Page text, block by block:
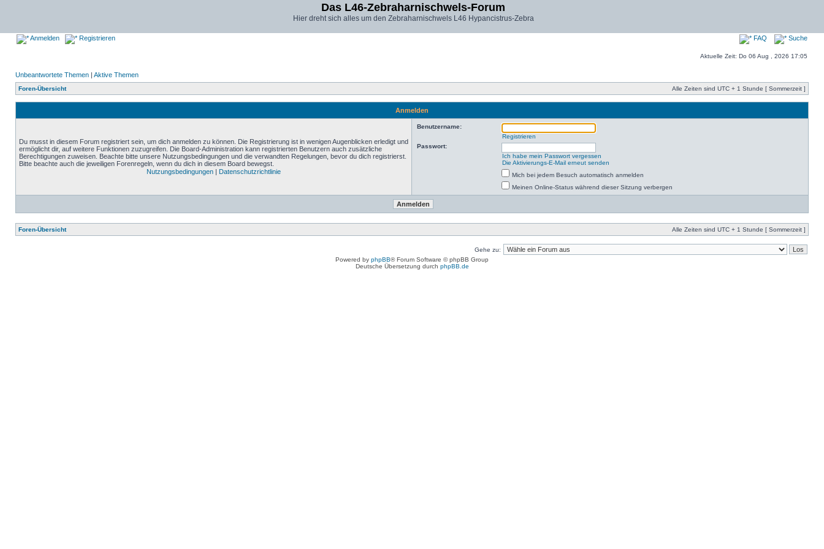
Das L46-Zebraharnischwels-Forum
Hier dreht sich alles um den Zebraharnischwels L46 Hypancistrus-Zebra
Anmelden Registrieren FAQ Suche
Aktuelle Zeit: Do 06 Aug , 2026 17:05
Unbeantwortete Themen | Aktive Themen
Foren-Übersicht Alle Zeiten sind UTC + 1 Stunde [ Sommerzeit ]
Anmelden
Du musst in diesem Forum registriert sein, um dich anmelden zu können. Die Registrierung ist in wenigen Augenblicken erledigt und
ermöglicht dir, auf weitere Funktionen zuzugreifen. Die Board-Administration kann registrierten Benutzern auch zusätzliche
Berechtigungen zuweisen. Beachte bitte unsere Nutzungsbedingungen und die verwandten Regelungen, bevor du dich registrierst.
Bitte beachte auch die jeweiligen Forenregeln, wenn du dich in diesem Board bewegst.
Nutzungsbedingungen | Datenschutzrichtlinie
Benutzername:
Registrieren
Passwort:
Ich habe mein Passwort vergessen
Die Aktivierungs-E-Mail erneut senden
Mich bei jedem Besuch automatisch anmelden
Meinen Online-Status während dieser Sitzung verbergen
Foren-Übersicht Alle Zeiten sind UTC + 1 Stunde [ Sommerzeit ]
Gehe zu:
Powered by phpBB® Forum Software © phpBB Group
Deutsche Übersetzung durch phpBB.de